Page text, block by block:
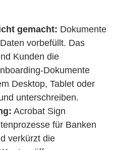
gemacht: Dokumente
vorbefüllt. Das
Kunden die
Dokumente
Desktop, Tablet oder
unterschreiben.
Acrobat Sign
für Banken
verkürzt die